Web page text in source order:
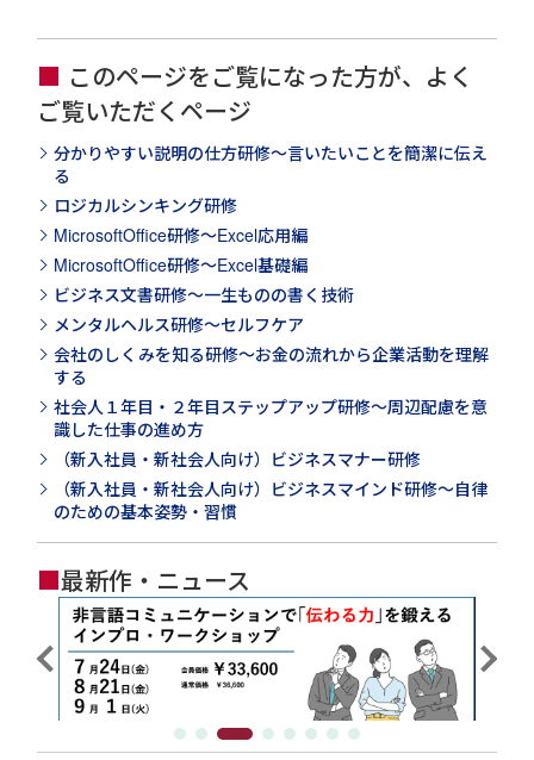
このページをご覧になった方が、よく
ご覧いただくページ
分かりやすい説明の仕方研修～言いたいことを簡潔に伝え
る
ロジカルシンキング研修
MicrosoftOffice研修～Excel応用編
MicrosoftOffice研修～Excel基礎編
ビジネス文書研修～一生ものの書く技術
メンタルヘルス研修～セルフケア
会社のしくみを知る研修～お金の流れから企業活動を理解
する
社会人１年目・２年目ステップアップ研修～周辺配慮を意
識した仕事の進め方
（新入社員・新社会人向け）ビジネスマナー研修
（新入社員・新社会人向け）ビジネスマインド研修～自律
のための基本姿勢・習慣
■最新作・ニュース